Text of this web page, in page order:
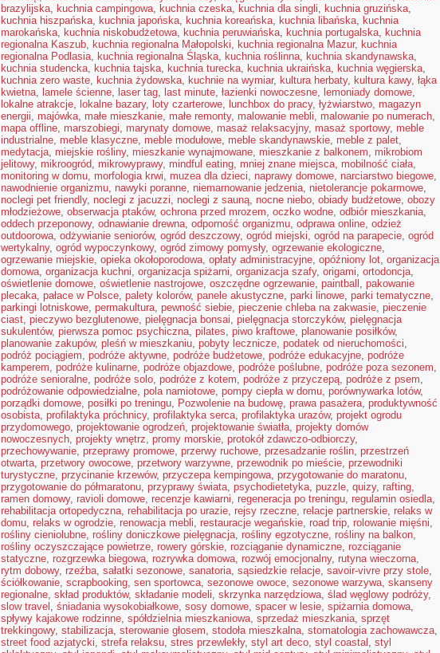
brazylijska, kuchnia campingowa, kuchnia czeska, kuchnia dla singli, kuchnia gruzińska,
kuchnia hiszpańska, kuchnia japońska, kuchnia koreańska, kuchnia libańska, kuchnia
marokańska, kuchnia niskobudżetowa, kuchnia peruwiańska, kuchnia portugalska, kuchnia
regionalna Kaszub, kuchnia regionalna Małopolski, kuchnia regionalna Mazur, kuchnia
regionalna Podlasia, kuchnia regionalna Śląska, kuchnia roślinna, kuchnia skandynawska,
kuchnia studencka, kuchnia tajska, kuchnia turecka, kuchnia ukraińska, kuchnia węgierska,
kuchnia zero waste, kuchnia żydowska, kuchnie na wymiar, kultura herbaty, kultura kawy, łąka
kwietna, lamele ścienne, laser tag, last minute, łazienki nowoczesne, lemoniady domowe,
lokalne atrakcje, lokalne bazary, loty czarterowe, lunchbox do pracy, łyżwiarstwo, magazyn
energii, majówka, małe mieszkanie, małe remonty, malowanie mebli, malowanie po numerach,
mapa offline, marszobiegi, marynaty domowe, masaż relaksacyjny, masaż sportowy, meble
industrialne, meble klasyczne, meble modułowe, meble skandynawskie, meble z palet,
medytacja, miejskie rośliny, mieszkanie wynajmowane, mieszkanie z balkonem, mikrobiom
jelitowy, mikroogród, mikrowyprawy, mindful eating, mniej znane miejsca, mobilność ciała,
monitoring w domu, morfologia krwi, muzea dla dzieci, naprawy domowe, narciarstwo biegowe,
nawodnienie organizmu, nawyki poranne, niemarnowanie jedzenia, nietolerancje pokarmowe,
noclegi pet friendly, noclegi z jacuzzi, noclegi z sauną, nocne niebo, obiady budżetowe, obozy
młodzieżowe, obserwacja ptaków, ochrona przed mrozem, oczko wodne, odbiór mieszkania,
oddech przeponowy, odnawianie drewna, odporność organizmu, odprawa online, odzież
outdoorowa, odżywianie seniorów, ogród deszczowy, ogród miejski, ogród na parapecie, ogród
wertykalny, ogród wypoczynkowy, ogród zimowy pomysły, ogrzewanie ekologiczne,
ogrzewanie miejskie, opieka okołoporodowa, opłaty administracyjne, opóźniony lot, organizacja
domowa, organizacja kuchni, organizacja spiżarni, organizacja szafy, origami, ortodoncja,
oświetlenie domowe, oświetlenie nastrojowe, oszczędne ogrzewanie, paintball , pakowanie
plecaka, pałace w Polsce, palety kolorów, panele akustyczne, parki linowe, parki tematyczne,
parkingi lotniskowe, permakultura, pewność siebie, pieczenie chleba na zakwasie, pieczenie
ciast, pieczywo bezglutenowe, pielęgnacja bonsai, pielęgnacja storczyków, pielęgnacja
sukulentów, pierwsza pomoc psychiczna, pilates, piwo kraftowe, planowanie posiłków,
planowanie zakupów, pleśń w mieszkaniu, pobyty lecznicze, podatek od nieruchomości,
podróż pociągiem, podróże aktywne, podróże budżetowe, podróże edukacyjne, podróże
kamperem, podróże kulinarne, podróże objazdowe, podróże poślubne, podróże poza sezonem,
podróże senioralne, podróże solo, podróże z kotem, podróże z przyczepą, podróże z psem,
podróżowanie odpowiedzialne, pola namiotowe, pompy ciepła w domu, porównywarka lotów,
porządki domowe, posiłki po treningu, Pozwolenie na budowę, prawa pasażera, produktywność
osobista, profilaktyka próchnicy, profilaktyka serca, profilaktyka urazów, projekt ogrodu
przydomowego, projektowanie ogrodzeń, projektowanie światła, projekty domów
nowoczesnych, projekty wnętrz, promy morskie, protokół zdawczo-odbiorczy,
przechowywanie, przeprawy promowe, przerwy ruchowe, przesadzanie roślin, przestrzeń
otwarta, przetwory owocowe, przetwory warzywne, przewodnik po mieście, przewodniki
turystyczne, przycinanie krzewów, przyczepa kempingowa, przygotowanie do maratonu,
przygotowanie do półmaratonu, przyprawy świata, psychodietetyka, puzzle, quizy, rafting,
ramen domowy, ravioli domowe, recenzje kawiarni, regeneracja po treningu, regulamin osiedla,
rehabilitacja ortopedyczna, rehabilitacja po urazie, rejsy rzeczne, relacje partnerskie, relaks w
domu, relaks w ogrodzie, renowacja mebli, restauracje wegańskie, road trip, rolowanie mięśni,
rośliny cieniolubne, rośliny doniczkowe pielęgnacja, rośliny egzotyczne, rośliny na balkon,
rośliny oczyszczające powietrze, rowery górskie, rozciąganie dynamiczne, rozciąganie
statyczne, rozgrzewka biegowa, rozrywka domowa, rozwój emocjonalny, rutyna wieczorna,
rytm dobowy, rzeźba, sałatki sezonowe, sanatoria, sąsiedzkie relacje, savoir-vivre przy stole,
ściółkowanie, scrapbooking, sen sportowca, sezonowe owoce, sezonowe warzywa, skanseny
regionalne, skład produktów, składanie modeli, skrzynka narzędziowa, ślad węglowy podróży,
slow travel , śniadania wysokobiałkowe, sosy domowe, spacer w lesie, spiżarnia domowa,
spływy kajakowe rodzinne, spółdzielnia mieszkaniowa, sprzedaż mieszkania, sprzęt
trekkingowy, stabilizacja, sterowanie głosem, stodoła mieszkalna, stomatologia zachowawcza,
street food azjatycki, strefa relaksu, stres przewlekły, styl art deco, styl coastal , styl